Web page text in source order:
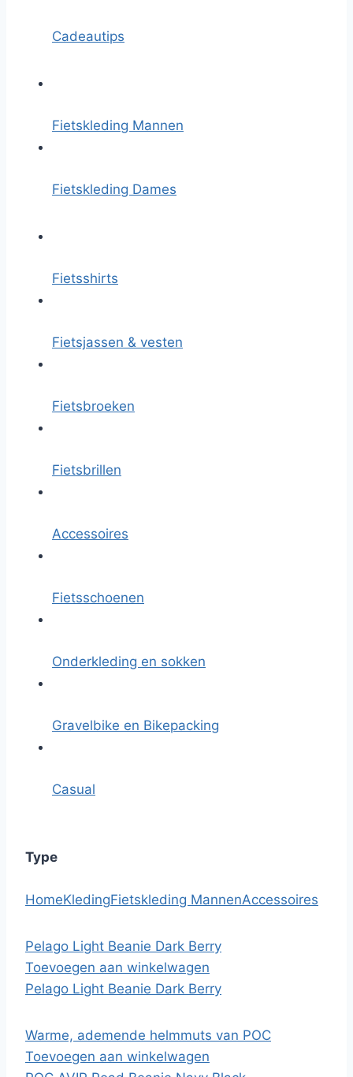
Cadeautips
Fietskleding Mannen
Fietskleding Dames
Fietsshirts
Fietsjassen & vesten
Fietsbroeken
Fietsbrillen
Accessoires
Fietsschoenen
Onderkleding en sokken
Gravelbike en Bikepacking
Casual
Type
HomeKledingFietskleding MannenAccessoires
Pelago Light Beanie Dark Berry
Toevoegen aan winkelwagen
Pelago Light Beanie Dark Berry
Warme, ademende helmmuts van POC
Toevoegen aan winkelwagen